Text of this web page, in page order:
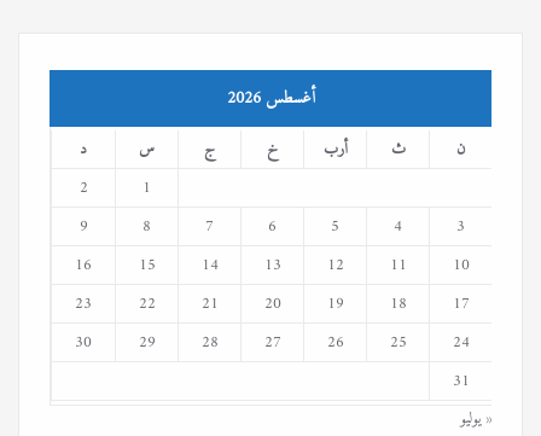
أغسطس 2026
ن ث أرب خ ج س
د
1
2
3
4
5
6
7
8
9
10
11
12
13
14
15
16
17
18
19
20
21
22
23
24
25
26
27
28
29
30
31
« يوليو